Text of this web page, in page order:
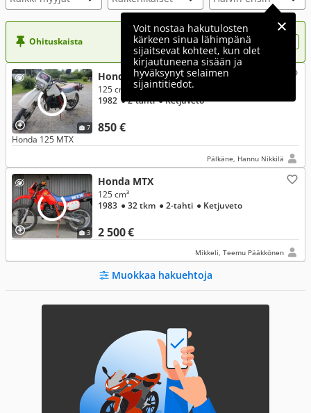
Voit nostaa hakutulosten
kärkeen sinua lähimpänä
sijaitsevat kohteet, kun olet
kirjautuneena sisään ja
hyväksynyt selaimen
sijaintitiedot.
Ohituskaista Nosta ilmoituksesi tähän?
7
Honda MTX
850 €
125 cm³, 125
1982 ● 2-tahti● Ketjuveto
Honda 125 MTX
Pälkäne, Hannu Nikkilä
3
Honda MTX
2 500 €
125 cm³
1983 ● 32 tkm ● 2-tahti ● Ketjuveto
Mikkeli, Teemu Pääkkönen
Muokkaa hakuehtoja